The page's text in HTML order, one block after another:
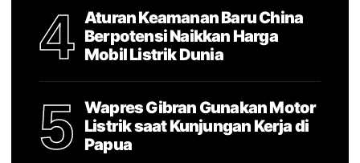
4
Aturan Keamanan Baru China
Berpotensi Naikkan Harga
Mobil Listrik Dunia
5
Wapres Gibran Gunakan Motor
Listrik saat Kunjungan Kerja di
Papua